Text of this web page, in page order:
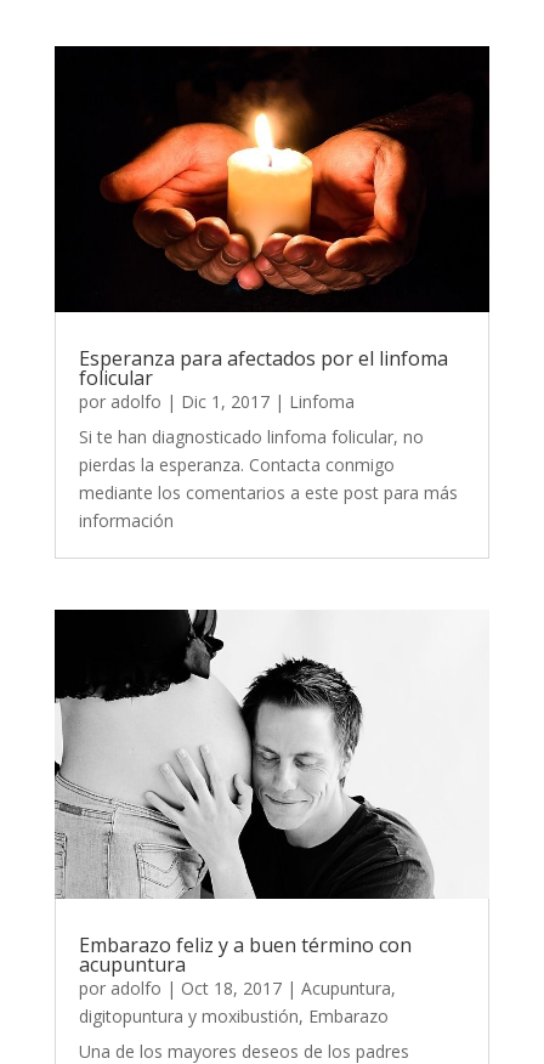
Esperanza para afectados por el linfoma
folicular
por adolfo | Dic 1, 2017| Linfoma
Si te han diagnosticado linfoma folicular, no
pierdas la esperanza. Contacta conmigo
mediante los comentarios a este post para más
información
Embarazo feliz y a buen término con
acupuntura
por adolfo | Oct 18, 2017| Acupuntura,
digitopuntura y moxibustión, Embarazo
Una de los mayores deseos de los padres